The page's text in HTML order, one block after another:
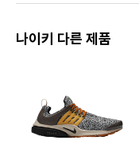
나이키 다른 제품